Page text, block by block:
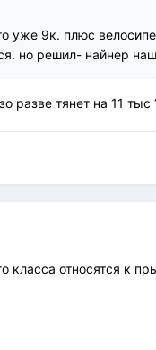
уже 9к. плюс
но решил- найнер
тянет на 11
относятся к